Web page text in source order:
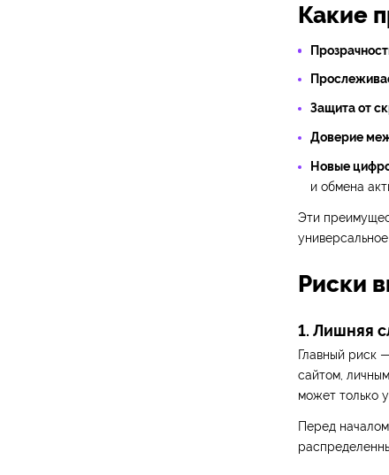
Какие
Защита от
Доверие
Новые
и обмена
Эти
Риски
1. Лишняя
Главный риск
сайтом,
может только
Перед